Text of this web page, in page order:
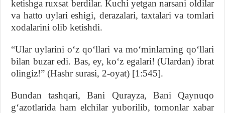
ketishga ruxsat berdilar. Kuchi yetgan narsani oldilar
va hatto uylari eshigi, derazalari, taxtalari va tomlari
xodalarini olib ketishdi.
“Ular uylarini o‘z qo‘llari va mo‘minlarning qo‘llari
bilan buzar edi. Bas, ey, ko‘z egalari! (Ulardan) ibrat
olingiz!” (Hashr surasi, 2-oyat) [1:545].
Bundan tashqari, Bani Qurayza, Bani Qaynuqo
g‘azotlarida ham elchilar yuborilib, tomonlar xabar